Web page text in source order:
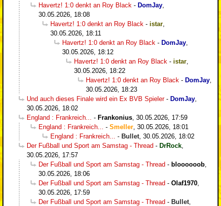
Havertz! 1:0 denkt an Roy Black - DomJay
30.05.2026, 18:08
Havertz! 1:0 denkt an Roy Black - istar
30.05.2026, 18:11
Havertz! 1:0 denkt an Roy Black - DomJay
30.05.2026, 18:12
Havertz! 1:0 denkt an Roy Black - istar
30.05.2026, 18:22
Havertz! 1:0 denkt an Roy Black - DomJay
30.05.2026, 18:23
Und auch dieses Finale wird ein Ex BVB Spieler- DomJay
30.05.2026, 18:02
England : Frankreich...
- Frankonius 30.05.2026, 17:59
England : Frankreich...
- Smeller 30.05.2026, 18:01
England : Frankreich...
- Bullet 30.05.2026, 18:02
Der Fußball und Sport am Samstag - Thread - DrRock
30.05.2026, 17:57
Der Fußball und Sport am Samstag - Thread - bloooooob
30.05.2026, 18:06
Der Fußball und Sport am Samstag - Thread - Olaf1970
30.05.2026, 17:59
Der Fußball und Sport am Samstag - Thread - Bullet